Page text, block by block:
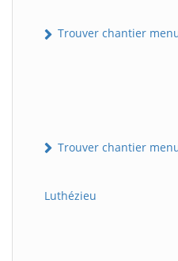
Trouver chantier
Trouver chantier
Luthézieu